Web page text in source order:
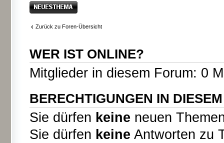
Neues Thema
erstellen
Zurück zu Foren-Übersicht
WER IST ONLINE?
Mitglieder in diesem Forum: 0
BERECHTIGUNGEN IN
Sie dürfen keine neuen
Sie dürfen keine Antworten zu